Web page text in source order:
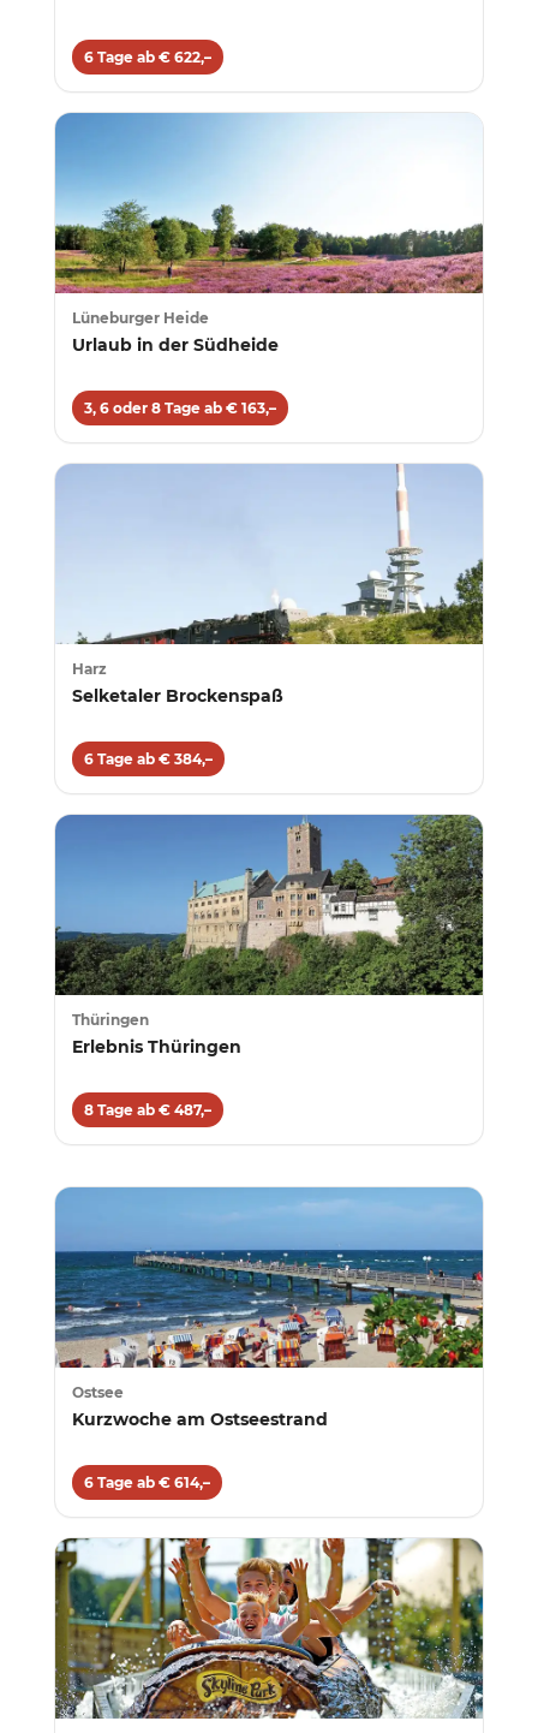
6 Tage ab € 622,–
Lüneburger Heide
Urlaub in der Südheide
3, 6 oder 8 Tage ab € 163,–
Harz
Selketaler Brockenspaß
6 Tage ab € 384,–
Thüringen
Erlebnis Thüringen
8 Tage ab € 487,–
Ostsee
Kurzwoche am Ostseestrand
6 Tage ab € 614,–